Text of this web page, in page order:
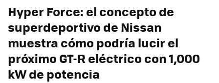
Hyper Force: el concepto de
superdeportivo de Nissan
muestra cómo podría lucir el
próximo GT-R eléctrico con 1,000
kW de potencia